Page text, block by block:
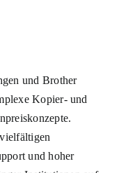
und Brother
Kopier- und
und hoher